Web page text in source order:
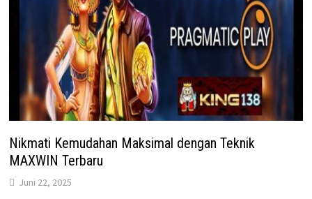
Nikmati Kemudahan Maksimal dengan Teknik
MAXWIN Terbaru
Juni 22, 2025